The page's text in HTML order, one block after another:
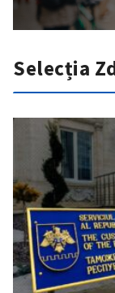
SelecțiaTitlu+
+
Link
+